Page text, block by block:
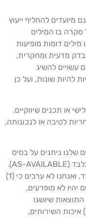
להחליף ייעוץ
בו המילים
דומות מופיעות
מדעית ומחקרית,
להשיג
שונות, ועל כן
תכנים שיווקיים.
לטיבה או לנכונותה,
ניתנים על בסיס
"כמות-שהוא" (AS-IS) ועל בסיס זמינות בלבד (AS-AVAILABLE).
השימוש בשירותים יעשה על אחריותך בלבד, ואנחנו לא ערבים כי (1)
(2) השירותים יהיו לא מופרעים,
או נקיים משגיאות; (3) התוצאות שיושגו
תהינה מדויקות או אמינות; (4) איכות השירותים,